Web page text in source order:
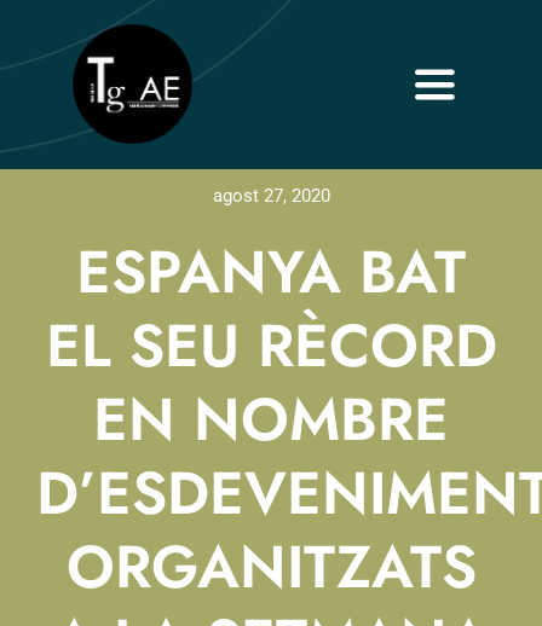
content
Toggle
Inici
Contacta
agost 27, 2020
ESPANYA BAT
EL SEU RÈCORD
EN NOMBRE
ORGANITZATS